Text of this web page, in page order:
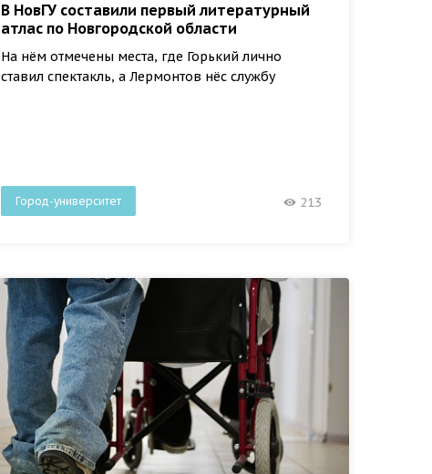
В НовГУ составили первый литературный
атлас по Новгородской области
На нём отмечены места, где Горький лично
ставил спектакль, а Лермонтов нёс службу
Город-университет 213